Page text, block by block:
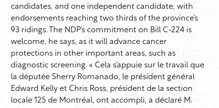
candidates, and one independent candidate, with
endorsements reaching two thirds of the province’s
93 ridings. The NDP’s commitment on Bill C-224 is
welcome, he says, as it will advance cancer
protections in other important areas, such as
diagnostic screening. « Cela s’appuie sur le travail que
la députée Sherry Romanado, le président général
Edward Kelly et Chris Ross, président de la section
locale 125 de Montréal, ont accompli, a déclaré M.